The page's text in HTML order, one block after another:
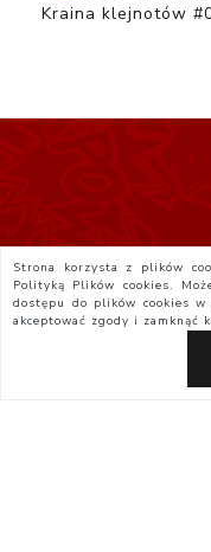
Kraina klejnotów
Strona korzysta z plików
Polityką Plików cookies.
dostępu do plików cookies
akceptować zgody i zamknąć